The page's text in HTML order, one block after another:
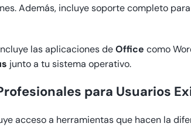
Además, incluye soporte completo
las aplicaciones deOffice como
junto a tu sistema operativo.
para Usuarios
acceso a herramientas que hacen la